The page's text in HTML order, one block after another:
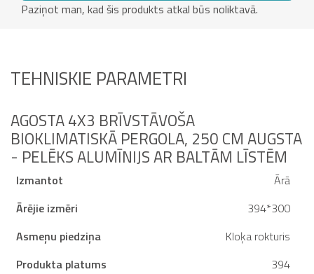
Paziņot man, kad šis produkts atkal būs noliktavā.
TEHNISKIE PARAMETRI
AGOSTA 4X3 BRĪVSTĀVOŠA
BIOKLIMATISKĀ PERGOLA, 250 CM AUGSTA
- PELĒKS ALUMĪNIJS AR BALTĀM LĪSTĒM
Izmantot
Ārā
Ārējie izmēri
394*300
Asmeņu piedziņa
Kloķa rokturis
Produkta platums
394